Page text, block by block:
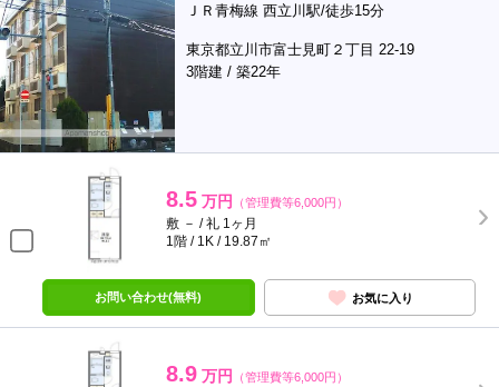
ＪＲ青梅線 西立川駅/徒歩15分
東京都立川市富士見町２丁目 22-19
3階建 / 築22年
8.5 万円 （管理費等6,000円）
敷 － / 礼 1ヶ月
1階 / 1K / 19.87㎡
お問い合わせ(無料) お気に入り
8.9 万円 （管理費等6,000円）